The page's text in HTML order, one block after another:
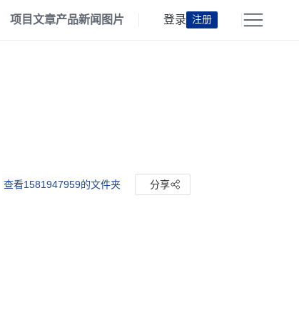
项目文章产品新闻 图片 登录 注册
查看1581947959的文件夹 分享